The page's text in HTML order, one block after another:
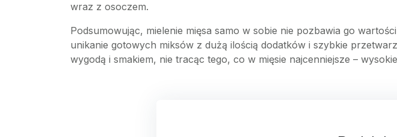
wraz z osoczem.
Podsumowując, mielenie mięsa samo w sobie nie pozbawia go
unikanie gotowych miksów z dużą ilością dodatków i szybkie
wygodą i smakiem, nie tracąc tego, co w mięsie najcenniejsze –